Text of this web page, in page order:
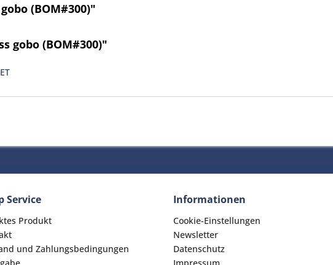
(BOM#300)"
gobo (BOM#300)"
Service
Produkt
und Zahlungsbedingungen
Informationen
Cookie-Einstellungen
Newsletter
Datenschutz